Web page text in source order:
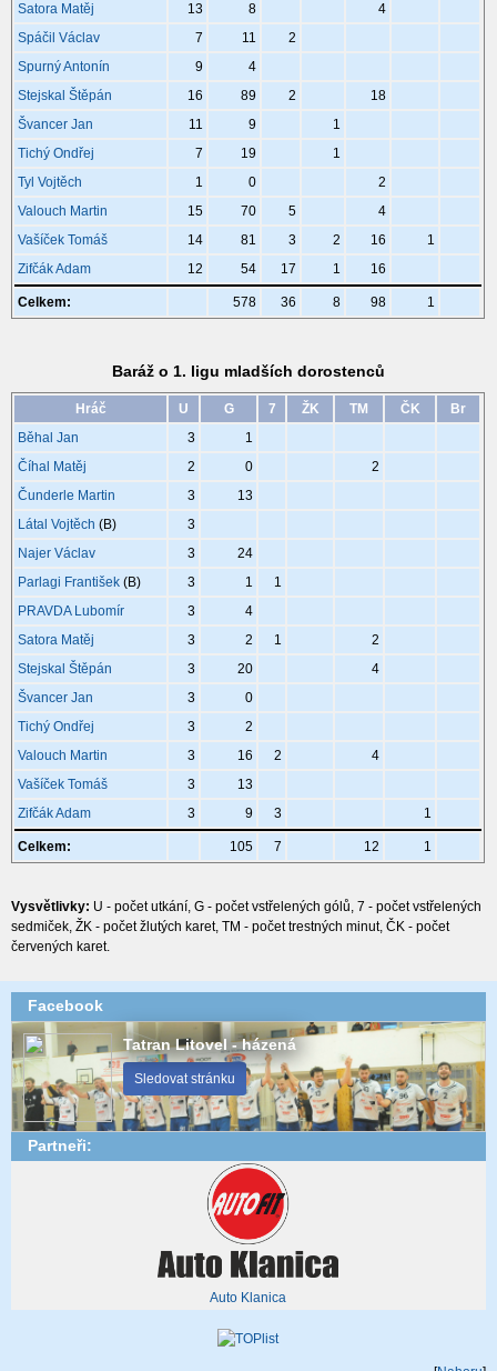
Satora Matěj
13 8
4
Spáčil Václav
7 11
2
Spurný Antonín
9
4
Stejskal Štěpán
16 89 2
18
Švancer Jan
11 9
1
Tichý Ondřej
7 19
1
Tyl Vojtěch
1 0
2
Valouch Martin
15 70 5
4
Vašíček Tomáš
14 81 3 2 16
1
Zifčák Adam
12 54 17 1 16
Celkem: 578 36 8 98 1
Baráž o 1. ligu mladších dorostenců
Hráč U G 7 ŽK TM ČK
Br
Běhal Jan
3
1
Číhal Matěj
2 0
2
Čunderle Martin
3
13
Látal Vojtěch (B)
3
Najer Václav
3
24
Parlagi František (B) 3 1
1
PRAVDA Lubomír
3
4
Satora Matěj
3 2 1
2
Stejskal Štěpán
3 20
4
Švancer Jan
3
0
Tichý Ondřej
3
2
Valouch Martin
3 16 2
4
Vašíček Tomáš
3
13
Zifčák Adam
3 9 3 1
Celkem: 105 7 12 1
Vysvětlivky: U - počet utkání, G - počet vstřelených gólů, 7 - počet vstřelených
sedmiček, ŽK - počet žlutých karet, TM - počet trestných minut, ČK - počet
červených karet.
Facebook
Tatran Litovel - házená
Sledovat stránku
Partneři:
Auto Klanica